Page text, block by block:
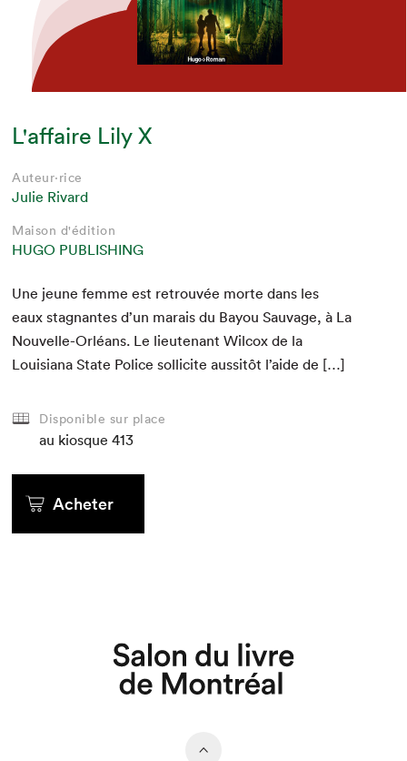
L'affaire Lily X
Auteur·rice
Julie Rivard
Maison d'édition
HUGO PUBLISHING
Une jeune femme est retrou­vée morte dans les
eaux stag­nantes d’un marais du Bay­ou Sauvage, à La
Nou­velle-Orléans. Le lieu­tenant Wilcox de la
Louisiana State Police sol­licite aus­sitôt l’aide de […]
Disponible sur place
au kiosque 413
Acheter